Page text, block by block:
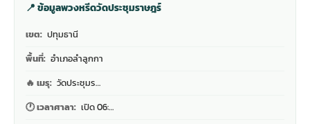
📍 ข้อมูลพวงหรีดวัดประชุมราษฎร์
เขต: ปทุมธานี
พื้นที่: อำเภอลำลูกกา
🔥 เมรุ: วัดประชุมร…
🕐 เวลาศาลา: เปิด 06:…